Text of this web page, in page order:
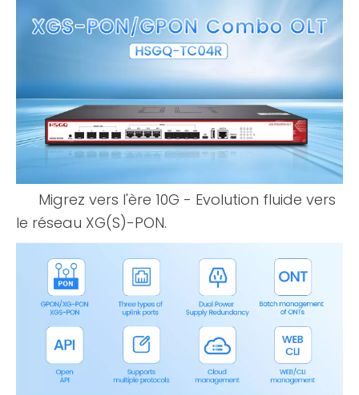
Migrez vers l'ère 10G - Evolution fluide vers
le réseau XG(S)-PON.